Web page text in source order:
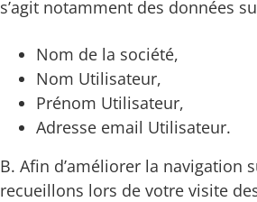
s’agit notamment des données
Nom de la société,
Nom Utilisateur,
Prénom Utilisateur,
Adresse email Utilisateur.
B. Afin d’améliorer la navigation
recueillons lors de votre visite